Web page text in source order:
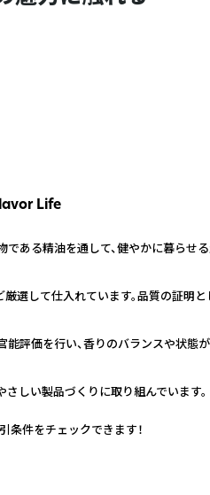
Life
ある精油を通して、健やかに暮らせ
して仕入れています。品質の証明と
評価を行い、香りのバランスや状態
しい製品づくりに取り組んでいます。
条件をチェックできます！